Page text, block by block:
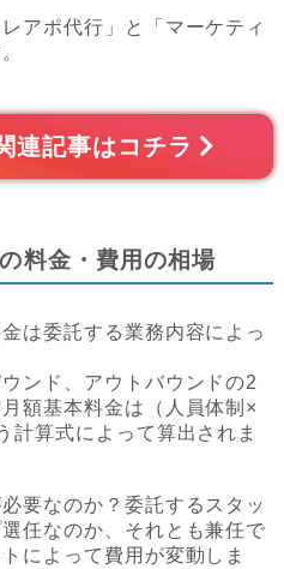
アポ代行」と「マーケティ
連記事はコチラ
料金・費用の相場
は委託する業務内容によっ
ンド、アウトバウンドの2
額基本料金は（人員体制×
計算式によって算出されま
要なのか？委託するスタッ
任なのか、それとも兼任で
によって費用が変動しま